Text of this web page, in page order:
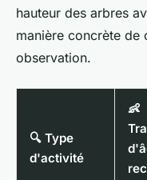
hauteur des arbres
manière concrète de
observation.
🔍 Type
d'activité
👶